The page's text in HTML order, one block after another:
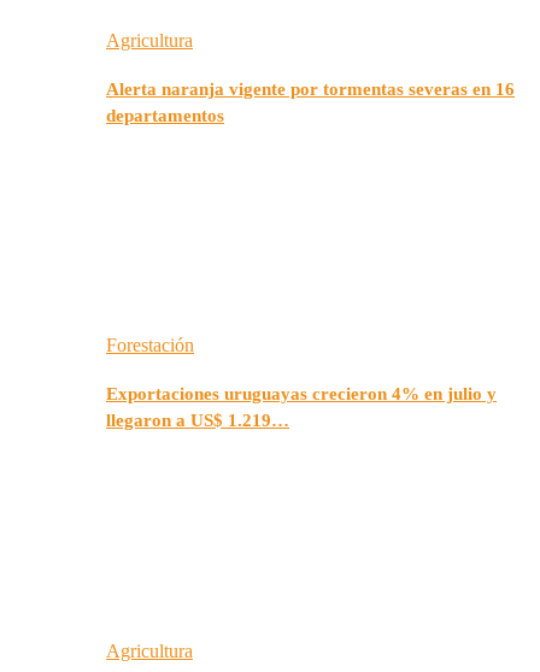
Agricultura
Alerta naranja vigente por tormentas severas en 16
departamentos
Forestación
Exportaciones uruguayas crecieron 4% en julio y
llegaron a US$ 1.219…
Agricultura